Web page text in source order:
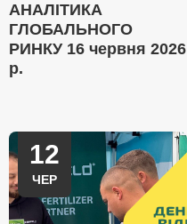
АНАЛІТИКА
ГЛОБАЛЬНОГО
РИНКУ 16 червня 2026
р.
12
ЧЕР